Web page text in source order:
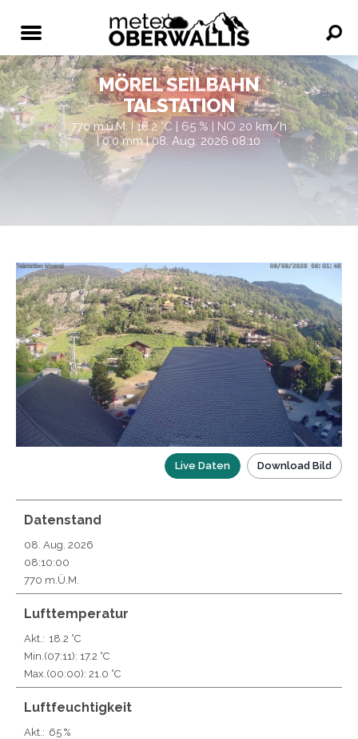
MÖREL SEILBAHN
TALSTATION
770 m.ü.M. | 18.2 °C | 65 % | NO 20 km/h
| 0.0 mm | 08. Aug. 2026 08:10
Live Daten Download Bild
Datenstand
08. Aug. 2026
08:10:00
770 m.Ü.M.
Lufttemperatur
Akt.: 18.2 °C
Min. (07:11): 17.2 °C
Max. (00:00): 21.0 °C
Luftfeuchtigkeit
Akt.: 65 %